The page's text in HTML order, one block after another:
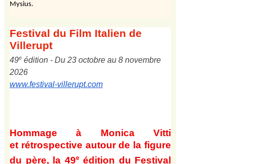
Mysius.
Festival du Film Italien de
Villerupt
49e édition - Du 23 octobre au 8 novembre
2026
www.festival-villerupt.com
Hommage à Monica Vitti
et rétrospective autour de la figure
du père, la 49e édition du Festival